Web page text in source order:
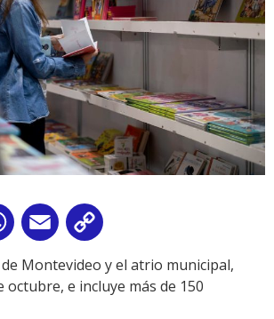
WhatsApp
Email
Link
Montevideo y el atrio municipal,
octubre, e incluye más de 150